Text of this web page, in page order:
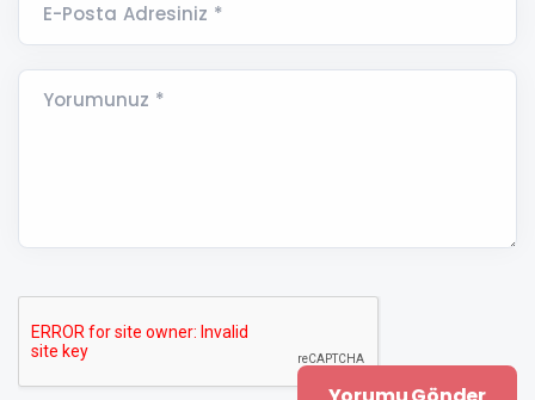
E-Posta Adresiniz *
Yorumunuz *